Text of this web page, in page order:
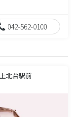
042-562-0100
北台駅前